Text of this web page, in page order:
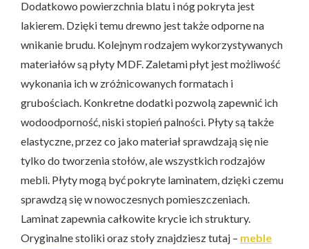
Dodatkowo powierzchnia blatu i nóg pokryta jest
lakierem. Dzięki temu drewno jest także odporne na
wnikanie brudu. Kolejnym rodzajem wykorzystywanych
materiałów są płyty MDF. Zaletami płyt jest możliwość
wykonania ich w zróżnicowanych formatach i
grubościach. Konkretne dodatki pozwolą zapewnić ich
wodoodporność, niski stopień palności. Płyty są także
elastyczne, przez co jako materiał sprawdzają się nie
tylko do tworzenia stołów, ale wszystkich rodzajów
mebli. Płyty mogą być pokryte laminatem, dzięki czemu
sprawdzą się w nowoczesnych pomieszczeniach.
Laminat zapewnia całkowite krycie ich struktury.
Oryginalne stoliki oraz stoły znajdziesz tutaj – meble